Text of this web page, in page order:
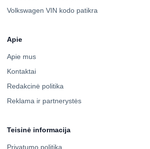
Volkswagen VIN kodo patikra
Apie
Apie mus
Kontaktai
Redakcinė politika
Reklama ir partnerystės
Teisinė informacija
Privatumo politika